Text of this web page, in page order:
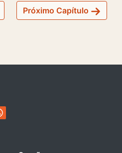
Próximo Capítulo